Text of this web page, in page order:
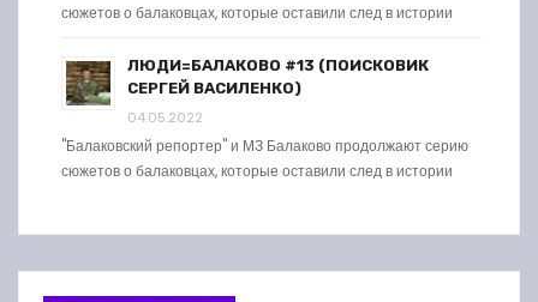
сюжетов о балаковцах, которые оставили след в истории
ЛЮДИ=БАЛАКОВО #13 (ПОИСКОВИК
СЕРГЕЙ ВАСИЛЕНКО)
04.05.2022
"Балаковский репортер" и МЗ Балаково продолжают серию
сюжетов о балаковцах, которые оставили след в истории